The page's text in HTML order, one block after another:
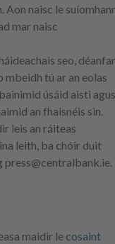
Aon naisc le
mar naisc
seo, déanfar
mbeidh tú ar an eolas
úsáid aisti agus
an fhaisnéis sin.
leis an ráiteas
leith, ba chóir duit
press@centralbank.ie.
maidir le cosaint